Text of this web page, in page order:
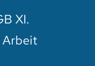
XI.
Arbeit